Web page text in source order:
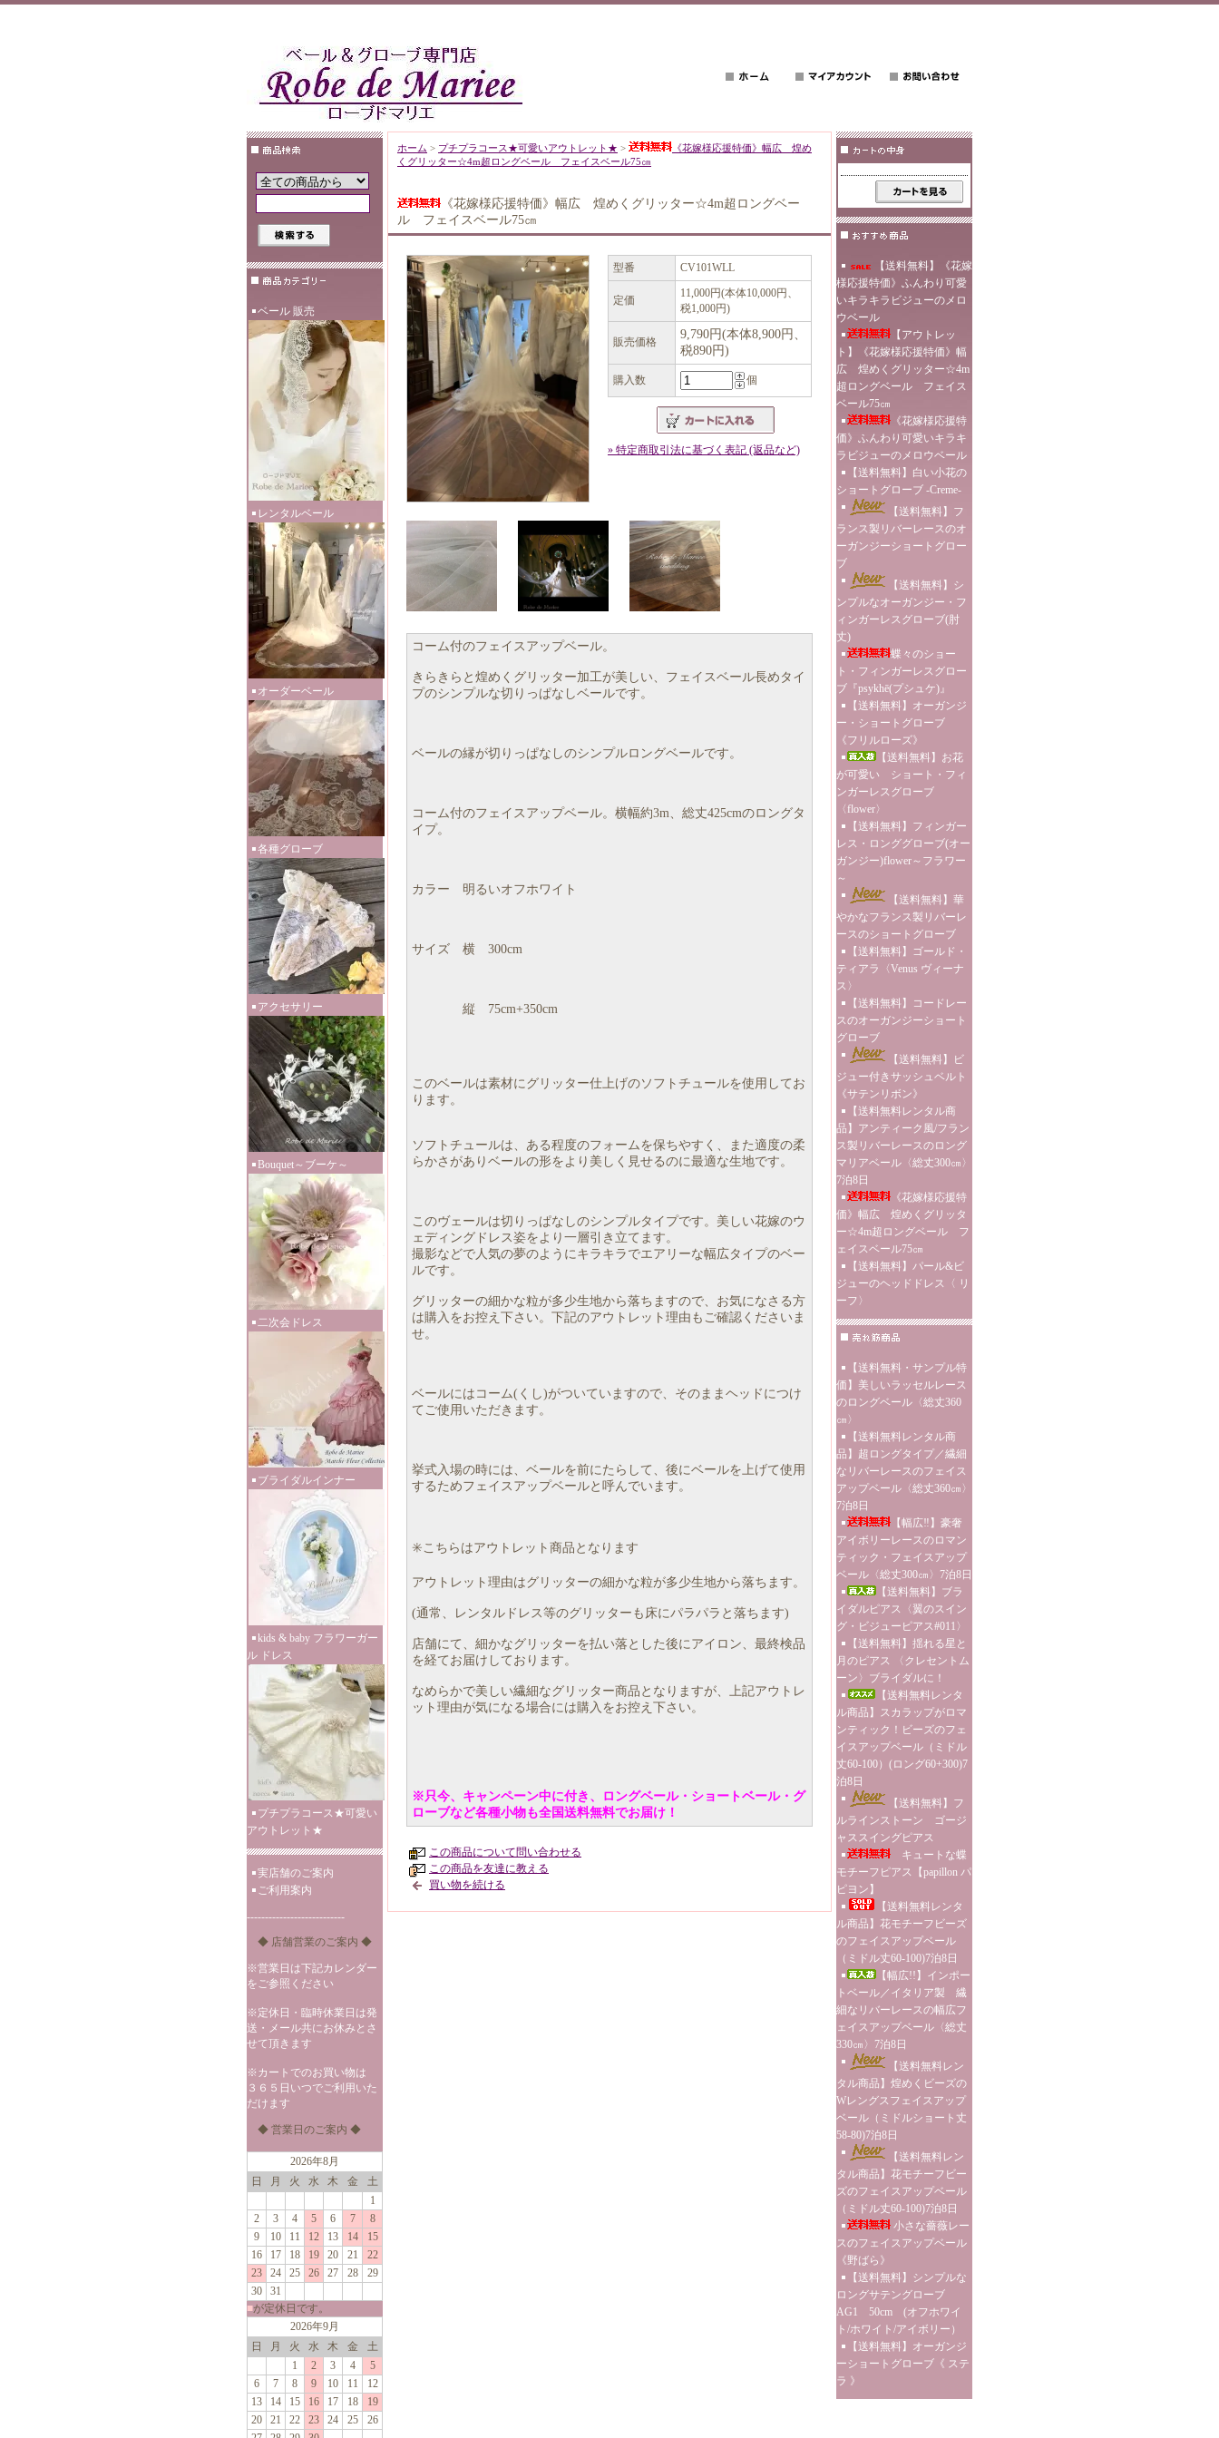
ベール 販売
レンタルベール
オーダーベール
各種グローブ
アクセサリー
Bouquet～ブーケ～
二次会ドレス
ブライダルインナー
kids & baby フラワーガー
ル ドレス
プチプラコース★可愛い
アウトレット★
実店舗のご案内
ご利用案内
---------------------------
◆ 店舗営業のご案内 ◆
※営業日は下記カレンダー
をご参照ください
※定休日・臨時休業日は発
送・メール共にお休みとさ
せて頂きます
※カートでのお買い物は
３６５日いつでご利用いた
だけます
◆ 営業日のご案内 ◆
2026年8月
日
月 火 水 木 金
土
1
2
3 4 5 6 7
8
9
10 11 12 13 14
15
16
17 18 19 20 21
22
23
24 25 26 27 28
29
30
31
■が定休日です。
2026年9月
日
月 火 水 木 金
土
1
2 3 4
5
6
7 8 9 10 11
12
13
14 15 16 17 18
19
20
21 22 23 24 25
26
ホーム > プチプラコース★可愛いアウトレット★ >
《花嫁様応援特価》幅広 煌め
くグリッター☆4m超ロングベール フェイスベール75㎝
《花嫁様応援特価》幅広 煌めくグリッター☆4m超ロングベー
ル フェイスベール75㎝
型番 CV101WLL
定価
11,000円(本体10,000円、
税1,000円)
販売価格
9,790円(本体8,900円、
税890円)
購入数 個
» 特定商取引法に基づく表記 (返品など)
コーム付のフェイスアップベール。
きらきらと煌めくグリッター加工が美しい、フェイスベール長めタイ
プのシンプルな切りっぱなしベールです。
ベールの縁が切りっぱなしのシンプルロングベールです。
コーム付のフェイスアップベール。横幅約3m、総丈425cmのロングタ
イプ。
カラー 明るいオフホワイト
サイズ 横 300cm
縦 75cm+350cm
このベールは素材にグリッター仕上げのソフトチュールを使用してお
ります。
ソフトチュールは、ある程度のフォームを保ちやすく、また適度の柔
らかさがありベールの形をより美しく見せるのに最適な生地です。
このヴェールは切りっぱなしのシンプルタイプです。美しい花嫁のウ
ェディングドレス姿をより一層引き立てます。
撮影などで人気の夢のようにキラキラでエアリーな幅広タイプのベー
ルです。
グリッターの細かな粒が多少生地から落ちますので、お気になさる方
は購入をお控え下さい。下記のアウトレット理由もご確認くださいま
せ。
ベールにはコーム(くし)がついていますので、そのままヘッドにつけ
てご使用いただきます。
挙式入場の時には、ベールを前にたらして、後にベールを上げて使用
するためフェイスアップベールと呼んでいます。
✳️こちらはアウトレット商品となります
アウトレット理由はグリッターの細かな粒が多少生地から落ちます。
(通常、レンタルドレス等のグリッターも床にパラパラと落ちます)
店舗にて、細かなグリッターを払い落とした後にアイロン、最終検品
を経てお届けしております。
なめらかで美しい繊細なグリッター商品となりますが、上記アウトレ
ット理由が気になる場合には購入をお控え下さい。
※只今、キャンペーン中に付き、ロングベール・ショートベール・グ
ローブなど各種小物も全国送料無料でお届け！
この商品について問い合わせる
この商品を友達に教える
買い物を続ける
【送料無料】《花嫁
様応援特価》ふんわり可愛
いキラキラビジューのメロ
ウベール
【アウトレッ
ト】《花嫁様応援特価》幅
広 煌めくグリッター☆4m
超ロングベール フェイス
ベール75㎝
《花嫁様応援特
価》ふんわり可愛いキラキ
ラビジューのメロウベール
【送料無料】白い小花の
ショートグローブ -Creme-
【送料無料】フ
ランス製リバーレースのオ
ーガンジーショートグロー
ブ
【送料無料】シ
ンプルなオーガンジー・フ
ィンガーレスグローブ(肘
丈)
蝶々のショー
ト・フィンガーレスグロー
ブ『psykhē(プシュケ)』
【送料無料】オーガンジ
ー・ショートグローブ
《フリルローズ》
【送料無料】お花
が可愛い ショート・フィ
ンガーレスグローブ
〈flower〉
【送料無料】フィンガー
レス・ロンググローブ(オー
ガンジー)flower～フラワー
～
【送料無料】華
やかなフランス製リバーレ
ースのショートグローブ
【送料無料】ゴールド・
ティアラ〈Venus ヴィーナ
ス〉
【送料無料】コードレー
スのオーガンジーショート
グローブ
【送料無料】ビ
ジュー付きサッシュベルト
《サテンリボン》
【送料無料レンタル商
品】アンティーク風/フラン
ス製リバーレースのロング
マリアベール〈総丈300㎝〉
7泊8日
《花嫁様応援特
価》幅広 煌めくグリッタ
ー☆4m超ロングベール フ
ェイスベール75㎝
【送料無料】パール&ビ
ジューのヘッドドレス〈 リ
ーフ〉
【送料無料・サンプル特
価】美しいラッセルレース
のロングベール〈総丈360
㎝〉
【送料無料レンタル商
品】超ロングタイプ／繊細
なリバーレースのフェイス
アップベール〈総丈360㎝〉
7泊8日
【幅広‼】豪奢
アイボリーレースのロマン
ティック・フェイスアップ
ベール〈総丈300㎝〉7泊8日
【送料無料】ブラ
イダルピアス〈翼のスイン
グ・ビジューピアス#011〉
【送料無料】揺れる星と
月のピアス 〈クレセントム
ーン〉ブライダルに！
【送料無料レンタ
ル商品】スカラップがロマ
ンティック！ビーズのフェ
イスアップベール（ミドル
丈60-100）(ロング60+300)7
泊8日
【送料無料】フ
ルラインストーン ゴージ
ャススイングピアス
キュートな蝶
モチーフピアス【papillon パ
ピヨン】
【送料無料レンタ
ル商品】花モチーフビーズ
のフェイスアップベール
（ミドル丈60-100)7泊8日
【幅広!!】インポー
トベール／イタリア製 繊
細なリバーレースの幅広フ
ェイスアップベール〈総丈
330㎝〉7泊8日
【送料無料レン
タル商品】煌めくビーズの
Wレングスフェイスアップ
ベール（ミドルショート丈
58-80)7泊8日
【送料無料レン
タル商品】花モチーフビー
ズのフェイスアップベール
（ミドル丈60-100)7泊8日
小さな薔薇レー
スのフェイスアップベール
《野ばら》
【送料無料】シンプルな
ロングサテングローブ
AG1 50cm (オフホワイ
ト/ホワイト/アイボリー）
【送料無料】オーガンジ
ーショートグローブ《 ステ
ラ 》